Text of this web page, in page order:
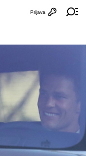
Otvori
Prijava